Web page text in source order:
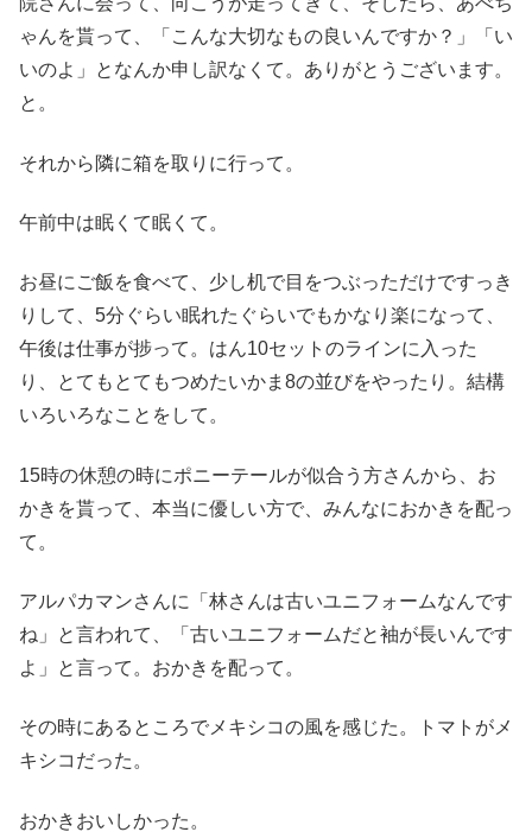
ゃんを貰って、「こんな大切なもの良いんですか？」「い
いのよ」となんか申し訳なくて。ありがとうございます。
と。
それから隣に箱を取りに行って。
午前中は眠くて眠くて。
お昼にご飯を食べて、少し机で目をつぶっただけですっき
りして、5分ぐらい眠れたぐらいでもかなり楽になって、
午後は仕事が捗って。はん10セットのラインに入った
り、とてもとてもつめたいかま8の並びをやったり。結構
いろいろなことをして。
15時の休憩の時にポニーテールが似合う方さんから、お
かきを貰って、本当に優しい方で、みんなにおかきを配っ
て。
アルパカマンさんに「林さんは古いユニフォームなんです
ね」と言われて、「古いユニフォームだと袖が長いんです
よ」と言って。おかきを配って。
その時にあるところでメキシコの風を感じた。トマトがメ
キシコだった。
おかきおいしかった。